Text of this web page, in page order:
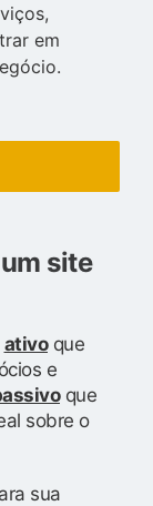
em
site
ativoque
e
que
sobre o
sua